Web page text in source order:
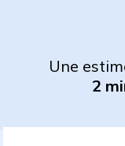
Une
2